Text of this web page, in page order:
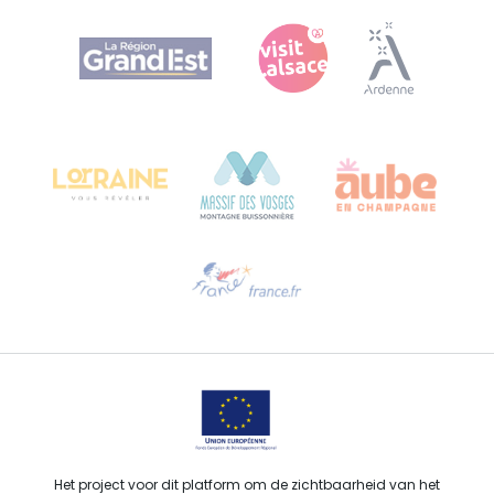
Agence Régionale du Tourisme Grand Est
Bureau de Colmar (hoofdkantoor)
Stuur ons een e-mail
Het project voor dit platform om de zichtbaarheid van het